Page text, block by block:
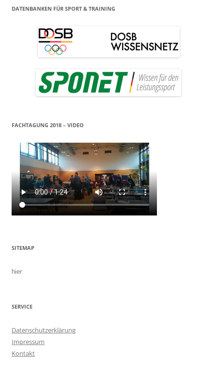
DATENBANKEN FÜR SPORT & TRAINING
FACHTAGUNG 2018 – VIDEO
SITEMAP
hier
SERVICE
Datenschutzerklärung
Impressum
Kontakt